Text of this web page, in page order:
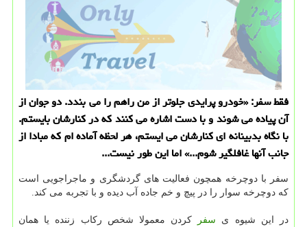
فقط سفر: «خودرو پرایدی جلوتر از من راهم را می بندد. دو جوان از
آن پیاده می شوند و با دست اشاره می كنند كه در كنارشان بایستم.
با نگاه بدبینانه ای كنارشان می ایستم، هر لحظه آماده ام كه مبادا از
جانب آنها غافلگیر شوم...» اما این طور نیست...
سفر با دوچرخه همچون فعالیت های گردشگری و ماجراجویی است
كه دوچرخه سوار را در پیچ و خم جاده آب دیده و با تجربه می كند.
در این شیوه ی سفر
كردن معمولا شخص ركاب زننده یا همان